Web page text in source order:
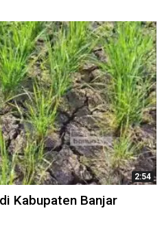
2:54
Kabupaten Banjar